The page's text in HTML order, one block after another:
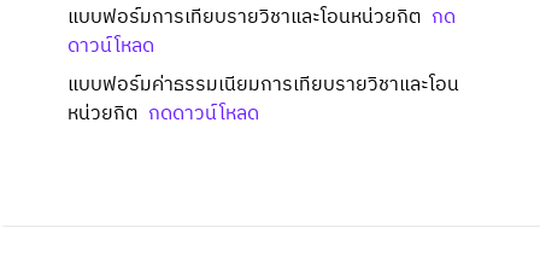
แบบฟอร์มการเทียบรายวิชาและโอนหน่วยกิต กด
ดาวน์โหลด
แบบฟอร์มค่าธรรมเนียมการเทียบรายวิชาและโอน
หน่วยกิต กดดาวน์โหลด